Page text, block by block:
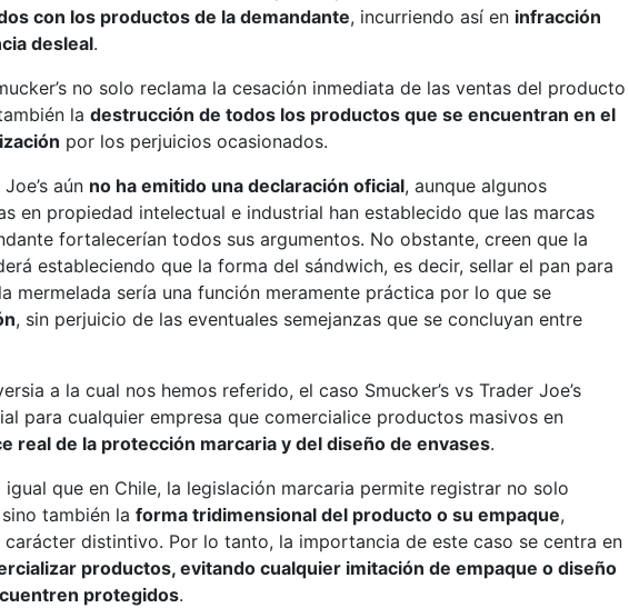
con los productos de la demandante, incurriendo así en infracción
desleal.
no solo reclama la cesación inmediata de las ventas del producto
la destrucción de todos los productos que se encuentran en el
por los perjuicios ocasionados.
aún no ha emitido una declaración oficial, aunque algunos
en propiedad intelectual e industrial han establecido que las marcas
fortalecerían todos sus argumentos. No obstante, creen que la
estableciendo que la forma del sándwich, es decir, sellar el pan para
mermelada sería una función meramente práctica por lo que se
, sin perjuicio de las eventuales semejanzas que se concluyan entre
a la cual nos hemos referido, el caso Smucker’s vs Trader Joe’s
para cualquier empresa que comercialice productos masivos en
real de la protección marcaria y del diseño de envases.
igual que en Chile, la legislación marcaria permite registrar no solo
también la forma tridimensional del producto o su empaque,
carácter distintivo. Por lo tanto, la importancia de este caso se centra en
productos, evitando cualquier imitación de empaque o diseño
protegidos.